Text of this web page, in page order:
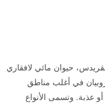
حيوان مائي لافقاري
في أغلب مناطق
عذبة. وتسمى الأنواع